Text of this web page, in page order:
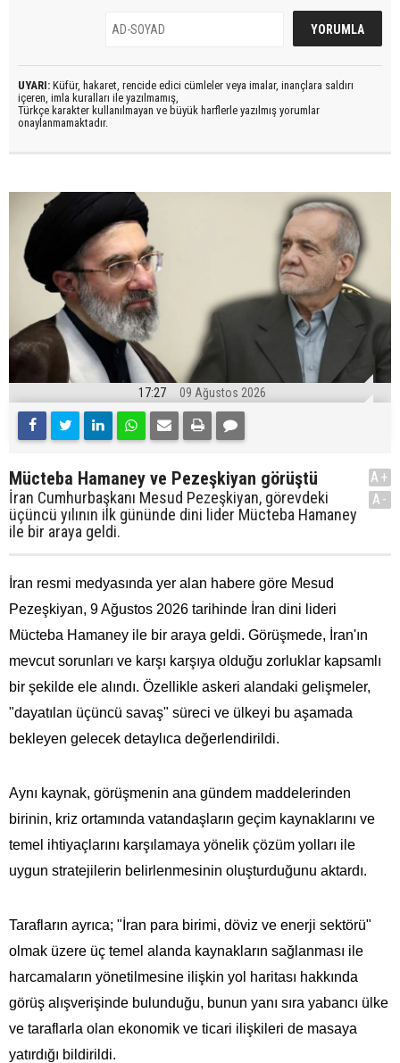
UYARI: Küfür, hakaret, rencide edici cümleler veya imalar, inançlara saldırı
içeren, imla kuralları ile yazılmamış,
Türkçe karakter kullanılmayan ve büyük harflerle yazılmış yorumlar
onaylanmamaktadır.
17:27 09 Ağustos 2026
Mücteba Hamaney ve Pezeşkiyan görüştü
İran Cumhurbaşkanı Mesud Pezeşkiyan, görevdeki
üçüncü yılının ilk gününde dini lider Mücteba Hamaney
ile bir araya geldi.
A+
A-
İran resmi medyasında yer alan habere göre Mesud
Pezeşkiyan, 9 Ağustos 2026 tarihinde İran dini lideri
Mücteba Hamaney ile bir araya geldi. Görüşmede, İran'ın
mevcut sorunları ve karşı karşıya olduğu zorluklar kapsamlı
bir şekilde ele alındı. Özellikle askeri alandaki gelişmeler,
"dayatılan üçüncü savaş" süreci ve ülkeyi bu aşamada
bekleyen gelecek detaylıca değerlendirildi.
Aynı kaynak, görüşmenin ana gündem maddelerinden
birinin, kriz ortamında vatandaşların geçim kaynaklarını ve
temel ihtiyaçlarını karşılamaya yönelik çözüm yolları ile
uygun stratejilerin belirlenmesinin oluşturduğunu aktardı.
Tarafların ayrıca; "İran para birimi, döviz ve enerji sektörü"
olmak üzere üç temel alanda kaynakların sağlanması ile
harcamaların yönetilmesine ilişkin yol haritası hakkında
görüş alışverişinde bulunduğu, bunun yanı sıra yabancı ülke
ve taraflarla olan ekonomik ve ticari ilişkileri de masaya
yatırdığı bildirildi.